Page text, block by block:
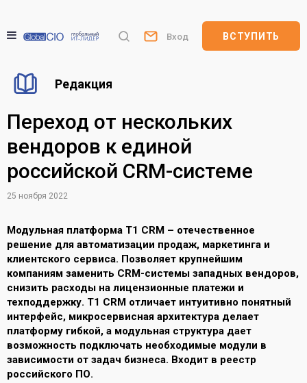
Вход ВСТУПИТЬ
Редакция
Переход от нескольких
вендоров к единой
российской CRM-системе
25 ноября 2022
Модульная платформа Т1 CRM – отечественное
решение для автоматизации продаж, маркетинга и
клиентского сервиса. Позволяет крупнейшим
компаниям заменить CRM-системы западных вендоров,
снизить расходы на лицензионные платежи и
техподдержку. Т1 CRM отличает интуитивно понятный
интерфейс, микросервисная архитектура делает
платформу гибкой, а модульная структура дает
возможность подключать необходимые модули в
зависимости от задач бизнеса. Входит в реестр
российского ПО.